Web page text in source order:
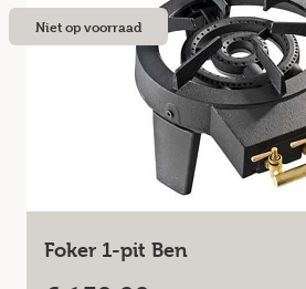
Foker 1-pit Ben
Niet op voorraad